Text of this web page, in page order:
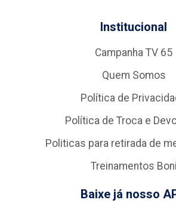
Institucional
Campanha TV 65
Quem Somos
Política de
Política de Troca e
Politicas para retirada de
Treinamentos Boni
Baixe já nosso